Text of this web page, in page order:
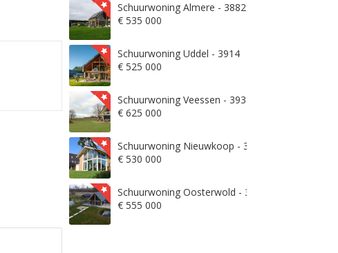
Schuurwoning Almere - 3882
€ 535 000
Schuurwoning Uddel - 3914
€ 525 000
Schuurwoning Veessen - 3932
€ 625 000
Schuurwoning Nieuwkoop - 3871
€ 530 000
Schuurwoning Oosterwold - 3906
€ 555 000